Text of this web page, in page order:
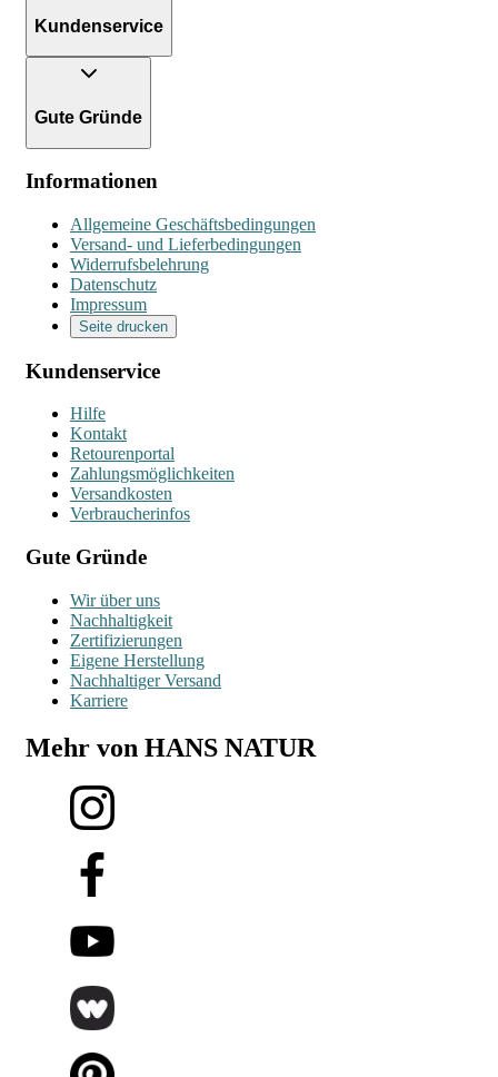
Kundenservice
Gute Gründe
Informationen
Allgemeine Geschäftsbedingungen
Versand- und Lieferbedingungen
Widerrufsbelehrung
Datenschutz
Impressum
Seite drucken
Kundenservice
Hilfe
Kontakt
Retourenportal
Zahlungsmöglichkeiten
Versandkosten
Verbraucherinfos
Gute Gründe
Wir über uns
Nachhaltigkeit
Zertifizierungen
Eigene Herstellung
Nachhaltiger Versand
Karriere
Mehr von HANS NATUR